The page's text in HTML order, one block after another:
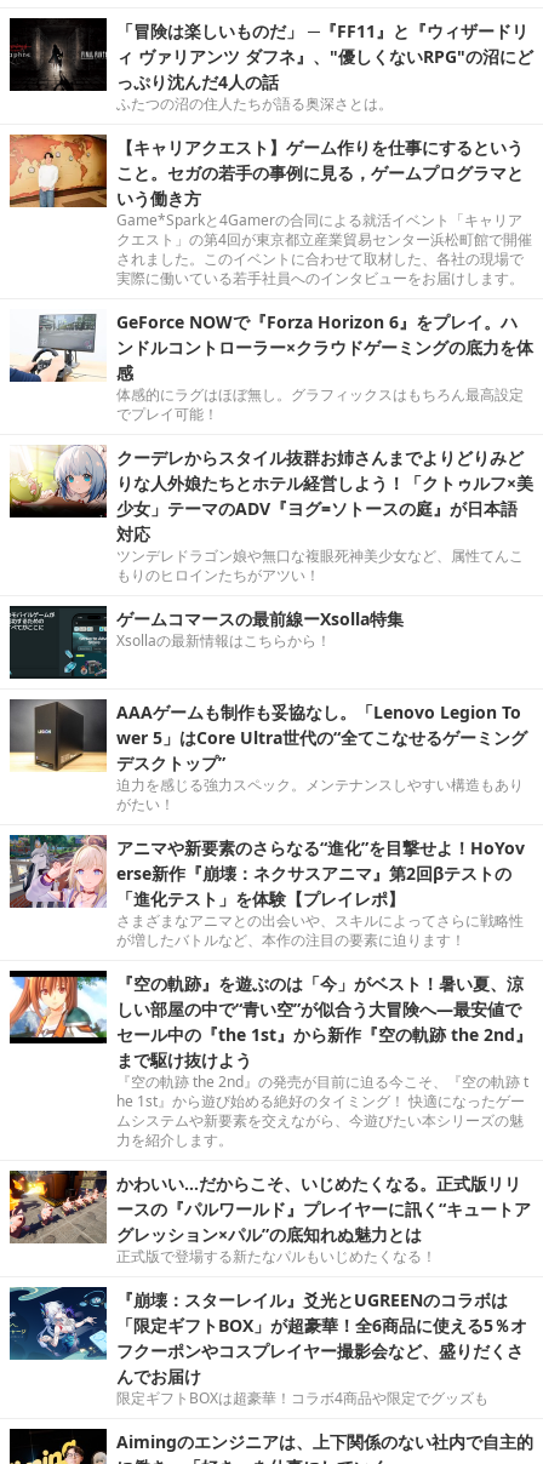
「冒険は楽しいものだ」 ─『FF11』と『ウィザードリ
ィ ヴァリアンツ ダフネ』、"優しくないRPG"の沼にど
っぷり沈んだ4人の話
ふたつの沼の住人たちが語る奥深さとは。
【キャリアクエスト】ゲーム作りを仕事にするという
こと。セガの若手の事例に見る，ゲームプログラマと
いう働き方
Game*Sparkと4Gamerの合同による就活イベント「キャリア
クエスト」の第4回が東京都立産業貿易センター浜松町館で開催
されました。このイベントに合わせて取材した、各社の現場で
実際に働いている若手社員へのインタビューをお届けします。
GeForce NOWで『Forza Horizon 6』をプレイ。ハ
ンドルコントローラー×クラウドゲーミングの底力を体
感
体感的にラグはほぼ無し。グラフィックスはもちろん最高設定
でプレイ可能！
クーデレからスタイル抜群お姉さんまでよりどりみど
りな人外娘たちとホテル経営しよう！「クトゥルフ×美
少女」テーマのADV『ヨグ=ソトースの庭』が日本語
対応
ツンデレドラゴン娘や無口な複眼死神美少女など、属性てんこ
もりのヒロインたちがアツい！
ゲームコマースの最前線ーXsolla特集
Xsollaの最新情報はこちらから！
AAAゲームも制作も妥協なし。「Lenovo Legion To
wer 5」はCore Ultra世代の“全てこなせるゲーミング
デスクトップ”
迫力を感じる強力スペック。メンテナンスしやすい構造もあり
がたい！
アニマや新要素のさらなる“進化”を目撃せよ！HoYov
erse新作『崩壊：ネクサスアニマ』第2回βテストの
「進化テスト」を体験【プレイレポ】
さまざまなアニマとの出会いや、スキルによってさらに戦略性
が増したバトルなど、本作の注目の要素に迫ります！
『空の軌跡』を遊ぶのは「今」がベスト！暑い夏、涼
しい部屋の中で“青い空”が似合う大冒険へ―最安値で
セール中の『the 1st』から新作『空の軌跡 the 2nd』
まで駆け抜けよう
『空の軌跡 the 2nd』の発売が目前に迫る今こそ、『空の軌跡 t
he 1st』から遊び始める絶好のタイミング！ 快適になったゲー
ムシステムや新要素を交えながら、今遊びたい本シリーズの魅
力を紹介します。
かわいい…だからこそ、いじめたくなる。正式版リリ
ースの『パルワールド』プレイヤーに訊く“キュートア
グレッション×パル”の底知れぬ魅力とは
正式版で登場する新たなパルもいじめたくなる！
『崩壊：スターレイル』爻光とUGREENのコラボは
「限定ギフトBOX」が超豪華！全6商品に使える5％オ
フクーポンやコスプレイヤー撮影会など、盛りだくさ
んでお届け
限定ギフトBOXは超豪華！コラボ4商品や限定でグッズも
Aimingのエンジニアは、上下関係のない社内で自主的